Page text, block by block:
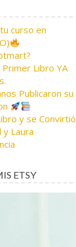
curso en
Libro YA
Publicaron su
y se Convirtió
Laura
ETSY